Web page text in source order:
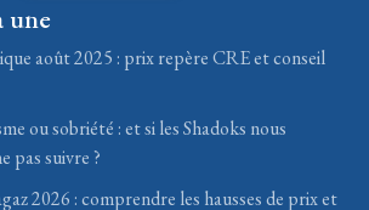
une
août 2025 : prix repère CRE et conseil
ou sobriété : et si les Shadoks nous
pas suivre ?
2026 : comprendre les hausses de prix et